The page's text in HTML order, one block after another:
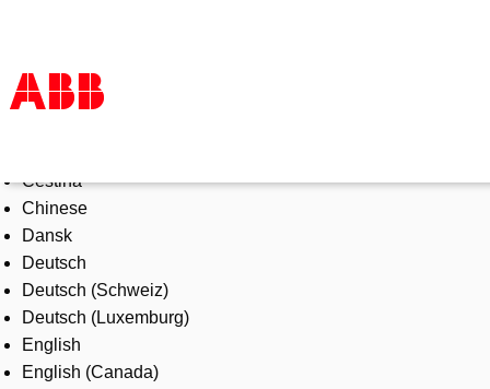
Products & Solutions
Industries
Services
About us
Where to buy
Contact us
Careers
Čeština
Chinese
Dansk
Deutsch
Deutsch (Schweiz)
Deutsch (Luxemburg)
English
English (Canada)